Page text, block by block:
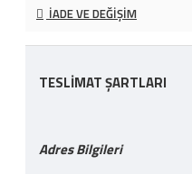
İADE VE DEĞIŞIM
TESLİMAT ŞARTLARI
Adres Bilgileri